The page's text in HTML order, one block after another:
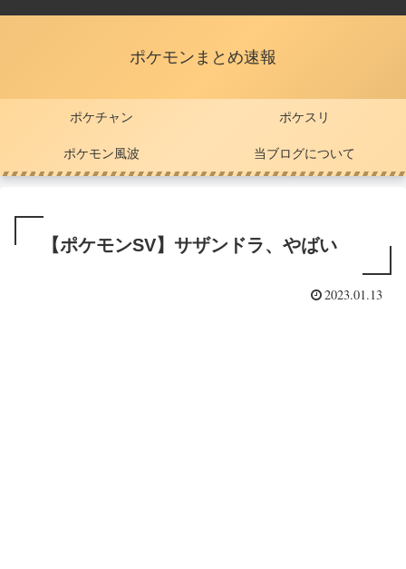
ポケモンまとめ速報
ポケチャン ポケスリ
ポケモン風波 当ブログについて
【ポケモンSV】サザンドラ、やばい
2023.01.13